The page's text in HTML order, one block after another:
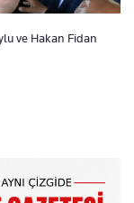
ve Hakan Fidan